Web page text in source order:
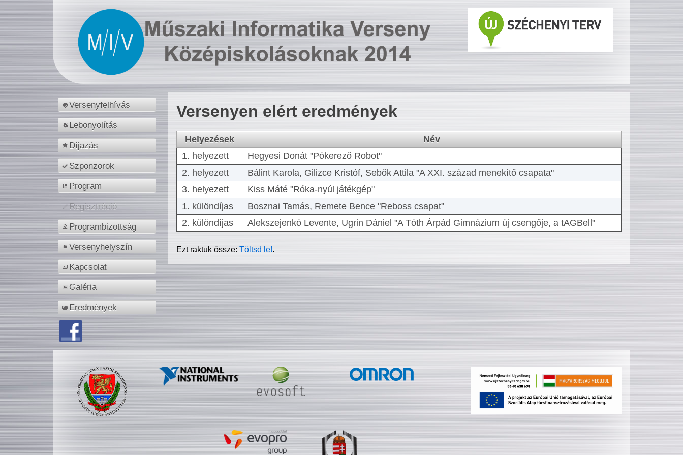
Versenyfelhívás
Lebonyolítás
Díjazás
Szponzorok
Program
Regisztráció
Programbizottság
Versenyhelyszín
Kapcsolat
Galéria
Eredmények
Versenyen elért eredmények
Helyezések
Név
1. helyezett
Hegyesi Donát "Pókerező Robot"
2. helyezett
Bálint Karola, Gilizce Kristóf, Sebők Attila "A XXI. század menekítő csapata"
3. helyezett
Kiss Máté "Róka-nyúl játékgép"
1. különdíjas
Bosznai Tamás, Remete Bence "Reboss csapat"
2. különdíjas
Alekszejenkó Levente, Ugrin Dániel "A Tóth Árpád Gimnázium új csengője, a tAGBell"
Ezt raktuk össze:Töltsd le!.